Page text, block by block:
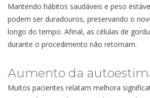
Mantendo hábitos saudáveis e peso
podem ser duradouros, preservando o
longo do tempo. Afinal, as células de
durante o procedimento não retornam.
Aumento da
Muitos pacientes relatam melhora